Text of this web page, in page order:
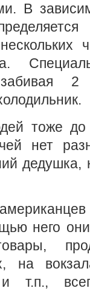
В
тоже до
нет
него
на
и т.п.,